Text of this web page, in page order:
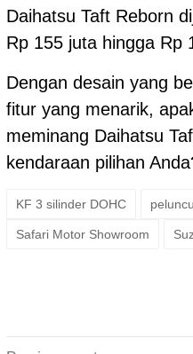
Daihatsu Taft Reborn
Rp 155 juta hingga Rp
Dengan desain yang
fitur yang menarik,
meminang Daihatsu
kendaraan pilihan
KF 3 silinder DOHC
Safari Motor Showroom